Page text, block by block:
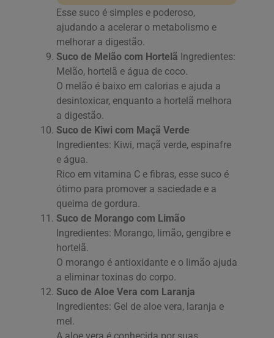
Esse suco é simples e poderoso,
ajudando a acelerar o metabolismo e
melhorar a digestão.
Suco de Melão com Hortelã Ingredientes:
Melão, hortelã e água de coco.
O melão é baixo em calorias e ajuda a
desintoxicar, enquanto a hortelã melhora
a digestão.
Suco de Kiwi com Maçã Verde
Ingredientes: Kiwi, maçã verde, espinafre
e água.
Rico em vitamina C e fibras, esse suco é
ótimo para promover a saciedade e a
queima de gordura.
Suco de Morango com Limão
Ingredientes: Morango, limão, gengibre e
hortelã.
O morango é antioxidante e o limão ajuda
a eliminar toxinas do corpo.
Suco de Aloe Vera com Laranja
Ingredientes: Gel de aloe vera, laranja e
mel.